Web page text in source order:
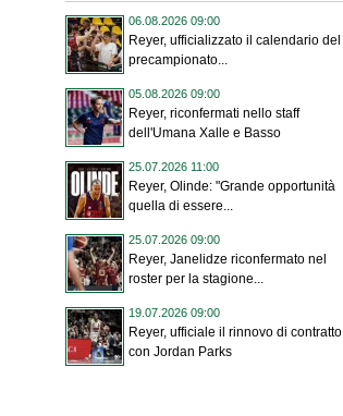
06.08.2026 09:00
Reyer, ufficializzato il calendario del
precampionato...
05.08.2026 09:00
Reyer, riconfermati nello staff
dell'Umana Xalle e Basso
25.07.2026 11:00
Reyer, Olinde: "Grande opportunità
quella di essere...
25.07.2026 09:00
Reyer, Janelidze riconfermato nel
roster per la stagione...
19.07.2026 09:00
Reyer, ufficiale il rinnovo di contratto
con Jordan Parks